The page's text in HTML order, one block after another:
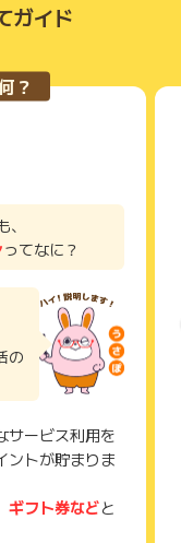
ガイド
？
ってなに？
の
サービス利用を
ントが貯まりま
ギフト券などと